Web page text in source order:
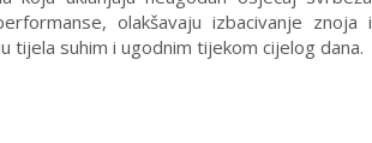
olakšavaju izbacivanje znoja i
tijela suhim i ugodnim tijekom cijelog dana.